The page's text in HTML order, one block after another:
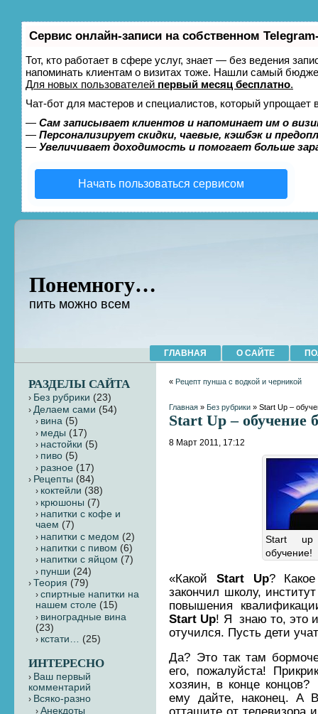
Сервис онлайн-записи на собственном
Тот, кто работает в сфере услуг, знает — без ведения
напоминать клиентам о визитах тоже. Нашли самый
Для новых пользователей первый месяц бесплатно.
Чат-бот для мастеров и специалистов, который упрощает
— Сам записывает клиентов и напоминает им о
— Персонализирует скидки, чаевые, кэшбэк и
— Увеличивает доходимость и помогает больше
Начать пользоваться сервисом
Понемногу…
пить можно всем
ГЛАВНАЯ О САЙТЕ
« Рецепт пунша с водкой и черникой
Главная » Без рубрики » Start Up –
Start Up – обучение
8 Март 2011, 17:12
Start
обучение!
«Какой Start Up?
закончил школу,
повышения
Start Up! Я знаю то, это
отучился. Пусть дети
Да? Это так там
его, пожалуйста!
хозяин, в конце
ему дайте, наконец. А
РАЗДЕЛЫ САЙТА
Без рубрики (23)
Делаем сами (54)
вина (5)
меды (17)
настойки (5)
пиво (5)
разное (17)
Рецепты (84)
коктейли (38)
крюшоны (7)
напитки с кофе и
чаем (7)
напитки с медом (2)
напитки с пивом (6)
напитки с яйцом (7)
пунши (24)
Теория (79)
cпиртные напитки на
нашем столе (15)
виноградные вина
(23)
кстати… (25)
ИНТЕРЕСНО
Ваш первый
комментарий
Всяко-разно
Анекдоты